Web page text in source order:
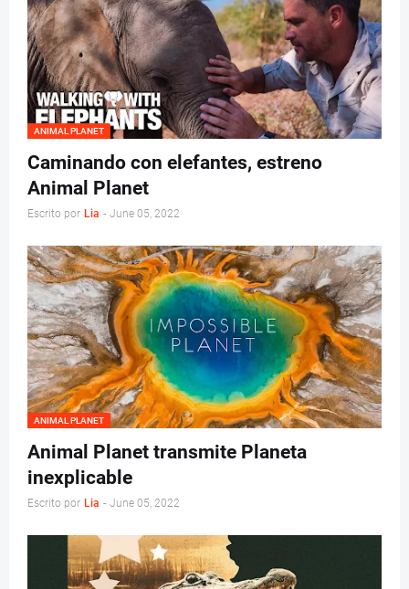
ANIMAL PLANET
Caminando con elefantes, estreno
Animal Planet
Escrito por Lia - June 05, 2022
ANIMAL PLANET
Animal Planet transmite Planeta
inexplicable
Escrito por Lia - June 05, 2022